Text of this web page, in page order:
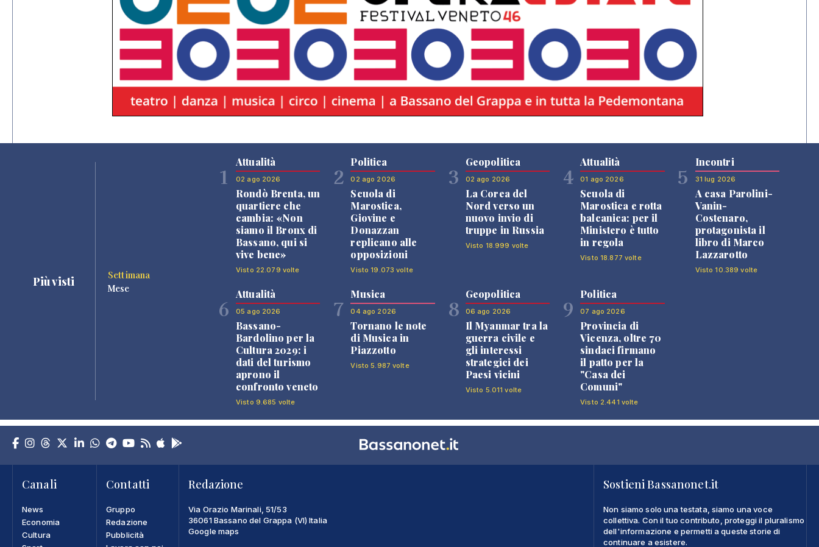
Più visti
Settimana
Mese
1
Attualità
02 ago 2026
Rondò Brenta, un
quartiere che
cambia: «Non
siamo il Bronx di
Bassano, qui si
vive bene»
Visto 22.079 volte
2
Politica
02 ago 2026
Scuola di
Marostica,
Giovine e
Donazzan
replicano alle
opposizioni
Visto 19.073 volte
3
Geopolitica
02 ago 2026
La Corea del
Nord verso un
nuovo invio di
truppe in Russia
Visto 18.999 volte
4
Attualità
01 ago 2026
Scuola di
Marostica e rotta
balcanica: per il
Ministero è tutto
in regola
Visto 18.877 volte
5
Incontri
31 lug 2026
A casa Parolini-
Vanin-
Costenaro,
protagonista il
libro di Marco
Lazzarotto
Visto 10.389 volte
6
Attualità
05 ago 2026
Bassano-
Bardolino per la
Cultura 2029: i
dati del turismo
aprono il
confronto veneto
Visto 9.685 volte
7
Musica
04 ago 2026
Tornano le note
di Musica in
Piazzotto
Visto 5.987 volte
8
Geopolitica
06 ago 2026
Il Myanmar tra la
guerra civile e
gli interessi
strategici dei
Paesi vicini
Visto 5.011 volte
9
Politica
07 ago 2026
Provincia di
Vicenza, oltre 70
sindaci firmano
il patto per la
"Casa dei
Comuni"
Visto 2.441 volte
Canali
News
Economia
Cultura
Contatti
Gruppo
Redazione
Pubblicità
Redazione
Via Orazio Marinali, 51/53
36061 Bassano del Grappa (VI) Italia
Google maps
Sostieni Bassanonet.it
Non siamo solo una testata, siamo una voce
collettiva. Con il tuo contributo, proteggi il pluralismo
dell'informazione e permetti a queste storie di
continuare a esistere.